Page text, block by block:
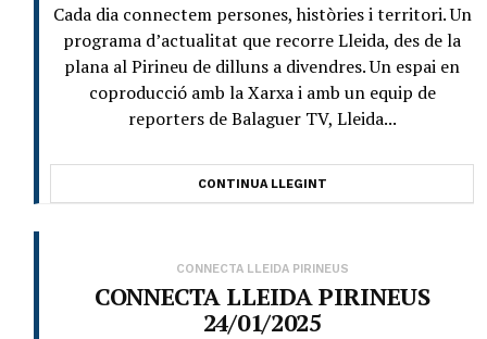
Cada dia connectem persones, històries i territori. Un
programa d’actualitat que recorre Lleida, des de la
plana al Pirineu de dilluns a divendres. Un espai en
coproducció amb la Xarxa i amb un equip de
reporters de Balaguer TV, Lleida...
CONTINUA LLEGINT
CONNECTA LLEIDA PIRINEUS
CONNECTA LLEIDA PIRINEUS
24/01/2025